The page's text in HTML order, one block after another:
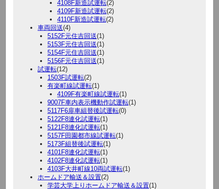
4108F新造試運転(2)
4109F新造試運転(2)
4110F新造試運転(2)
車両回送(4)
5152F元住吉回送(1)
5153F元住吉回送(1)
5154F元住吉回送(1)
5156F元住吉回送(1)
試運転(12)
1503F試運転(2)
有楽町線試運転(1)
4109F有楽町線試運転(1)
9007F車内表示機動作試運転(1)
5117F6扉車組替後試運転(0)
5122F8連化試運転(1)
5121F8連化試運転(1)
5157F田園都市線試運転(1)
5173F組替後試運転(1)
4101F8連化試運転(1)
4102F8連化試運転(1)
4103F大井町線10両試運転(1)
ホームドア輸送＆設置(2)
学芸大学上りホームドア輸送＆設置(1)